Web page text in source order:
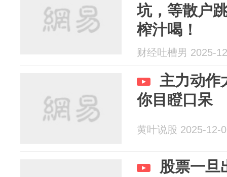
坑，等散户
榨汁喝！
财经吐槽男 2025-
主力动作
你目瞪口呆
黄叶说股 2025-12-
股票一旦